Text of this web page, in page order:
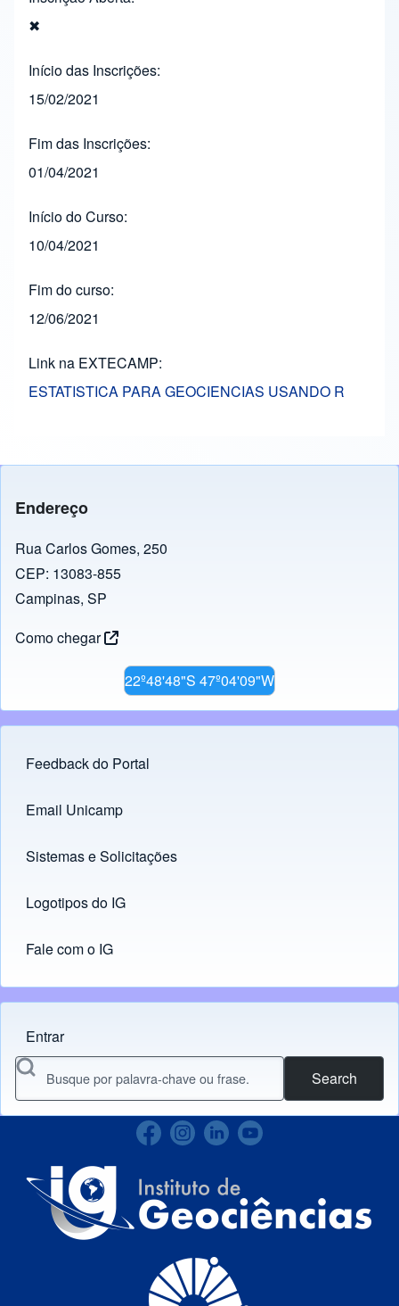
✖
Início das Inscrições
15/02/2021
Fim das Inscrições
01/04/2021
Início do Curso
10/04/2021
Fim do curso
12/06/2021
Link na EXTECAMP
ESTATISTICA PARA GEOCIENCIAS USANDO R
Endereço
Rua Carlos Gomes, 250
CEP: 13083-855
Campinas, SP
Como chegar
22º48'48"S 47º04'09"W
Footer menu
Feedback do Portal
Links
Email Unicamp
(opens in new tab)
Sistemas e Solicitações
(opens in new tab)
Logotipos do IG
(opens in new tab)
Fale com o IG
Menu do usuário
Entrar
Search